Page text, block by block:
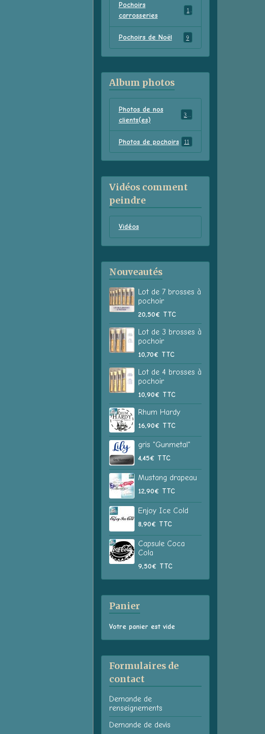
Pochoirs
carrosseries
1
Pochoirs de Noël 9
Album photos
Photos de nos
clients(es)
Photos de pochoirs 11
Vidéos comment
peindre
Vidéos
Nouveautés
Lot de 7 brosses à
pochoir
20,50€ TTC
Lot de 3 brosses à
pochoir
10,70€ TTC
Lot de 4 brosses à
pochoir
10,90€ TTC
Rhum Hardy
16,90€ TTC
gris "Gunmetal"
4,45€ TTC
Mustang drapeau
12,90€ TTC
Enjoy Ice Cold
8,90€ TTC
Capsule Coca
Cola
9,50€ TTC
Panier
Votre panier est vide
Formulaires de
contact
Demande de
renseignements
Demande de devis